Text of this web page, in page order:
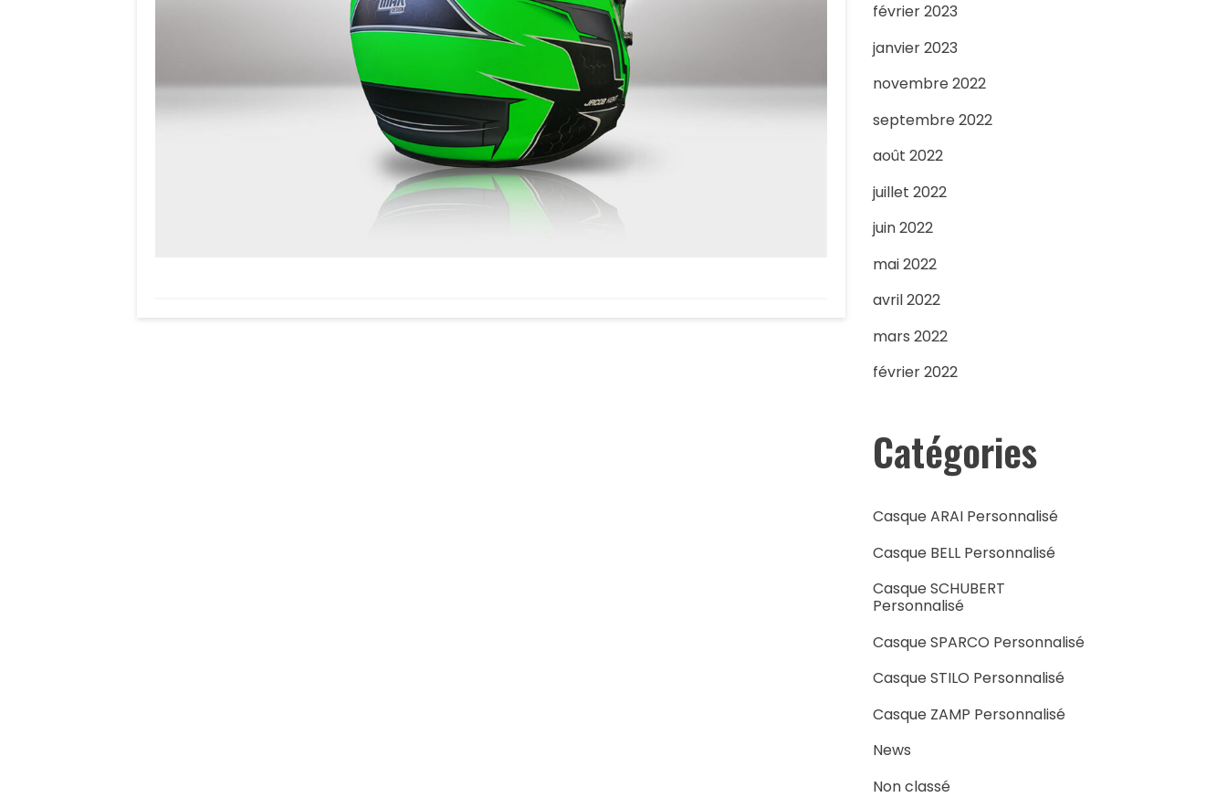
février 2023
janvier 2023
novembre 2022
septembre 2022
août 2022
juillet 2022
juin 2022
mai 2022
avril 2022
mars 2022
février 2022
Catégories
Casque ARAI Personnalisé
Casque BELL Personnalisé
Casque SCHUBERT
Personnalisé
Casque SPARCO Personnalisé
Casque STILO Personnalisé
Casque ZAMP Personnalisé
News
Non classé